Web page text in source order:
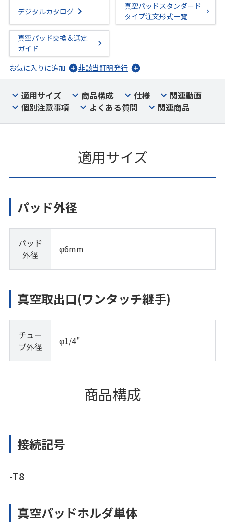
デジタルカタログ
真空パッドスタンダード
タイプ注文形式一覧
真空パッド交換＆選定
ガイド
お気に入りに追加
非該当証明発行
適用サイズ 商品構成 仕様
関連動画
個別注意事項
よくある質問 関連商品
適用サイズ
パッド外径
パッド
外径
φ6mm
真空取出口(ワンタッチ継手)
チュー
ブ外径
φ1/4"
商品構成
接続記号
-T8
真空パッドホルダ単体